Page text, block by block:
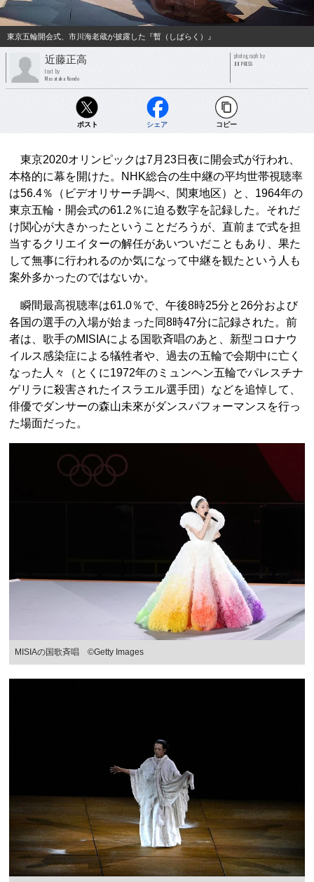
東京五輪開会式、市川海老蔵が披露した『暫（しばらく）』
近藤正高
text by
Masataka Kondo
photograph by
JIJI PRESS
ポスト シェア コピー
東京2020オリンピックは7月23日夜に開会式が行われ、
本格的に幕を開けた。NHK総合の生中継の平均世帯視聴率
は56.4％（ビデオリサーチ調べ、関東地区）と、1964年の
東京五輪・開会式の61.2％に迫る数字を記録した。それだ
け関心が大きかったということだろうが、直前まで式を担
当するクリエイターの解任があいついだこともあり、果た
して無事に行われるのか気になって中継を観たという人も
案外多かったのではないか。
瞬間最高視聴率は61.0％で、午後8時25分と26分および
各国の選手の入場が始まった同8時47分に記録された。前
者は、歌手のMISIAによる国歌斉唱のあと、新型コロナウ
イルス感染症による犠牲者や、過去の五輪で会期中に亡く
なった人々（とくに1972年のミュンヘン五輪でパレスチナ
ゲリラに殺害されたイスラエル選手団）などを追悼して、
俳優でダンサーの森山未來がダンスパフォーマンスを行っ
た場面だった。
MISIAの国歌斉唱 ©Getty Images